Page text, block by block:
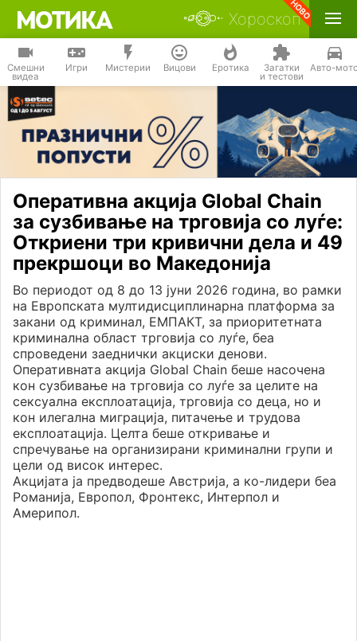
Хороскоп
Смешни
видеа
Игри Мистерии Вицови Еротика Загатки
и тестови
Авто-
Оперативна акција Global Chain
за сузбивање на трговија со луѓе:
Откриени три кривични дела и 49
прекршоци во Македонија
Во периодот од 8 до 13 јуни 2026 година, во рамки
на Европската мултидисциплинарна платформа за
закани од криминал, ЕМПАКТ, за приоритетната
криминална област трговија со луѓе, беа
спроведени заеднички акциски денови.
Оперативната акција Global Chain беше насочена
кон сузбивање на трговија со луѓе за целите на
сексуална експлоатација, трговија со деца, но и
кон илегална миграција, питачење и трудова
експлоатација. Целта беше откривање и
спречување на организирани криминални групи и
цели од висок интерес.
Акцијата ја предводеше Австрија, а ко-лидери беа
Романија, Европол, Фронтекс, Интерпол и
Америпол.